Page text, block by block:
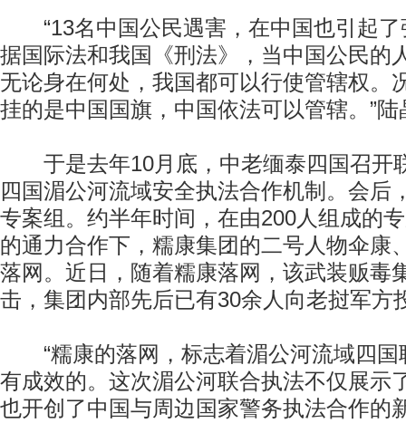
“13名中国公民遇害，在中国也引起了
据国际法和我国《刑法》，当中国公民的
无论身在何处，我国都可以行使管辖权。
挂的是中国国旗，中国依法可以管辖。”
于是去年10月底，中老缅泰四国召开
四国湄公河流域安全执法合作机制。会后
专案组。约半年时间，在由200人组成的
的通力合作下，糯康集团的二号人物伞康
落网。近日，随着糯康落网，该武装贩毒
击，集团内部先后已有30余人向老挝军方
“糯康的落网，标志着湄公河流域四国
有成效的。这次湄公河联合执法不仅展示
也开创了中国与周边国家警务执法合作的